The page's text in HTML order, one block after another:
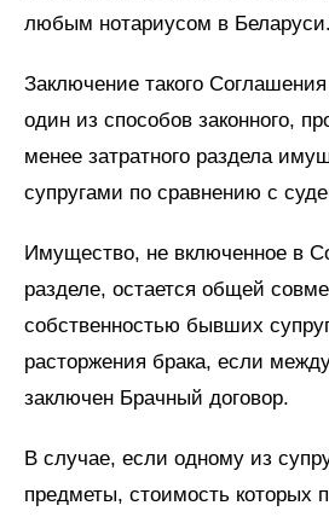
любым нотариусом в Беларуси.
Заключение такого
один из способов законного,
менее затратного раздела
супругами по сравнению с
Имущество, не включенное в
разделе, остается общей
собственностью бывших
расторжения брака, если
заключен Брачный договор.
В случае, если одному из
предметы, стоимость которых